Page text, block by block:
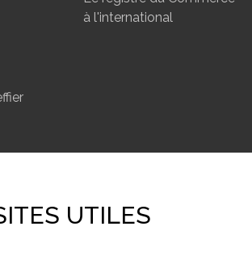
à l'international
UTILES